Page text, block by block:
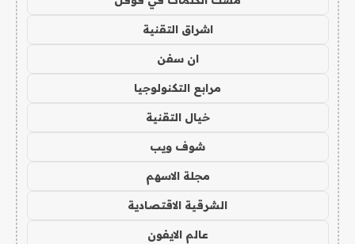
اشراق التقنية
ان سفن
مرابع التكنولوجيا
خيال التقنية
شوف ويب
مجلة الاسهم
الشرقية الاقتصادية
عالم الايفون